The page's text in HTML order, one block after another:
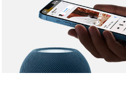
图库 图像 4